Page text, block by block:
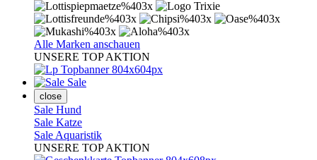
Alle Marken anschauen
UNSERE TOP AKTION
Sale
close
Sale Hund
Sale Katze
Sale Aquaristik
UNSERE TOP AKTION